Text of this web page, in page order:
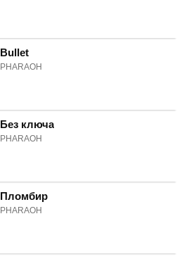
Bullet
PHARAOH
Без ключа
PHARAOH
Пломбир
PHARAOH